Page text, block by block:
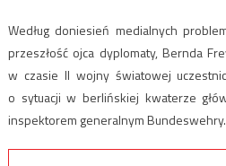
Według doniesień medialnych
przeszłość ojca dyplomaty, Bernda
w czasie II wojny światowej
o sytuacji w berlińskiej kwaterze
inspektorem generalnym Bundeswehry.